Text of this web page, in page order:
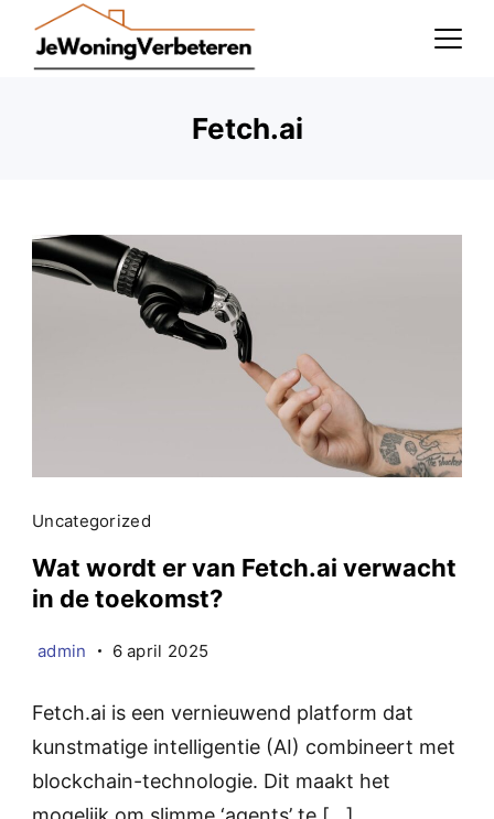
Fetch.ai
Uncategorized
Wat wordt er van Fetch.ai verwacht
in de toekomst?
admin 6 april 2025
Fetch.ai is een vernieuwend platform dat
kunstmatige intelligentie (AI) combineert met
blockchain-technologie. Dit maakt het